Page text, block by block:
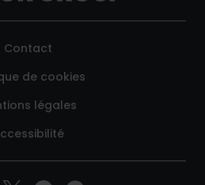
Contact
de cookies
légales